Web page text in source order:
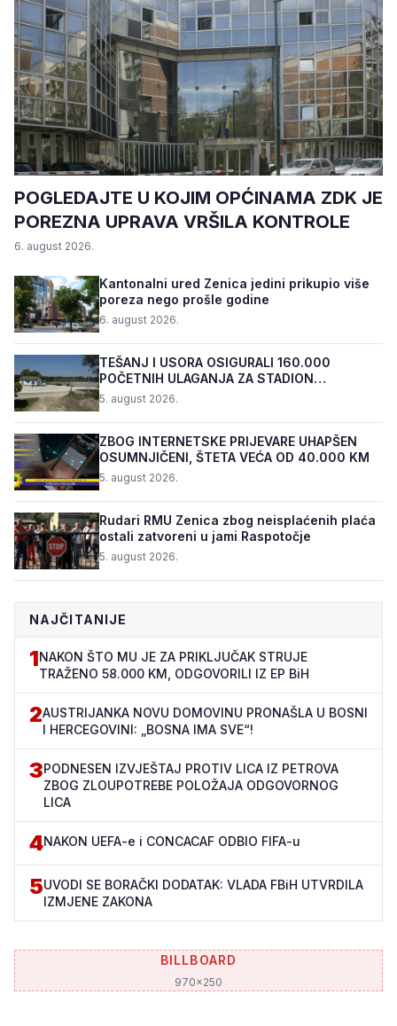
POGLEDAJTE U KOJIM OPĆINAMA ZDK JE
POREZNA UPRAVA VRŠILA KONTROLE
6. august 2026.
Kantonalni ured Zenica jedini prikupio više
poreza nego prošle godine
6. august 2026.
TEŠANJ I USORA OSIGURALI 160.000
POČETNIH ULAGANJA ZA STADION
„TOPOLIK“
5. august 2026.
ZBOG INTERNETSKE PRIJEVARE UHAPŠEN
OSUMNJIČENI, ŠTETA VEĆA OD 40.000 KM
5. august 2026.
Rudari RMU Zenica zbog neisplaćenih plaća
ostali zatvoreni u jami Raspotočje
5. august 2026.
NAJČITANIJE
1NAKON ŠTO MU JE ZA PRIKLJUČAK STRUJE
TRAŽENO 58.000 KM, ODGOVORILI IZ EP BiH
2AUSTRIJANKA NOVU DOMOVINU PRONAŠLA U BOSNI
I HERCEGOVINI: „BOSNA IMA SVE“!
3PODNESEN IZVJEŠTAJ PROTIV LICA IZ PETROVA
ZBOG ZLOUPOTREBE POLOŽAJA ODGOVORNOG
LICA
4NAKON UEFA-e i CONCACAF ODBIO FIFA-u
5UVODI SE BORAČKI DODATAK: VLADA FBiH UTVRDILA
IZMJENE ZAKONA
BILLBOARD
970x250